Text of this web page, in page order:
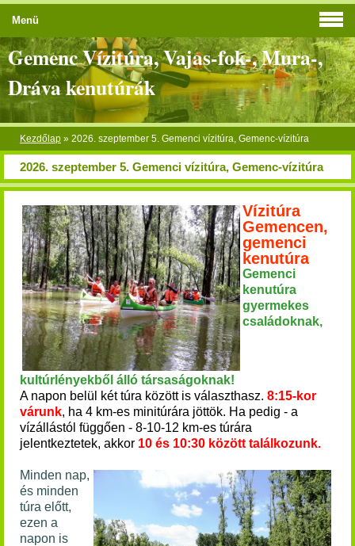
Gemenc Vízitúra, Vajas-fok-, Mura-,
Dráva kenutúrák
Kezdőlap » 2026. szeptember 5. Gemenci vízitúra, Gemenc-vízitúra
2026. szeptember 5. Gemenci vízitúra, Gemenc-vízitúra
Vízitúra
Gemencen,
gemenci
kenutúra
Gemenci
kenutúra
gyermekes
családoknak,
kultúrlényekből álló társaságoknak!
A napon belül két túra között is választhasz. 8:15-kor
várunk, ha 4 km-es minitúrára jöttök. Ha pedig - a
vízállástól függően - 8-10-12 km-es túrára
jelentkeztetek, akkor 10 és 10:30 között találkozunk.
Minden nap,
és minden
túra előtt,
ezen a
napon is
Menü